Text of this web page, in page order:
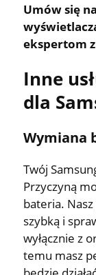
Umów się
ekspertom
Inne
dla
Wymiana
Twój
Przyczyną
bateria.
szybką i
wyłącznie z
temu masz